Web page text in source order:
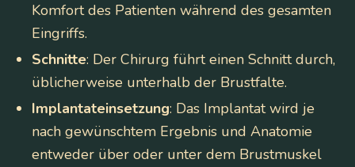
Komfort des Patienten während des gesamten
Eingriffs.
Schnitte: Der Chirurg führt einen Schnitt durch,
üblicherweise unterhalb der Brustfalte.
Implantateinsetzung: Das Implantat wird je
nach gewünschtem Ergebnis und Anatomie
entweder über oder unter dem Brustmuskel